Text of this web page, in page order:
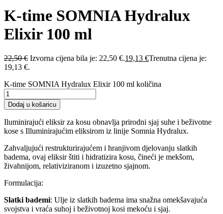
K-time SOMNIA Hydralux
Elixir 100 ml
22,50€ Izvorna cijena bila je: 22,50 €.19,13 €Trenutna cijena je:
19,13 €.
K-time SOMNIA Hydralux Elixir 100 ml količina
Dodaj u košaricu
Iluminirajući eliksir za kosu obnavlja prirodni sjaj suhe i beživotne
kose s Illuminirajućim eliksirom iz linije Somnia Hydralux.
Zahvaljujući restrukturirajućem i hranjivom djelovanju slatkih
badema, ovaj eliksir štiti i hidratizira kosu, čineći je mekšom,
živahnijom, relativiziranom i izuzetno sjajnom.
Formulacija:
Slatki bademi: Ulje iz slatkih badema ima snažna omekšavajuća
svojstva i vraća suhoj i beživotnoj kosi mekoću i sjaj.